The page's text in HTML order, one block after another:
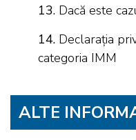
13. Dacă este
14. Declarația
categoria IMM
ALTE